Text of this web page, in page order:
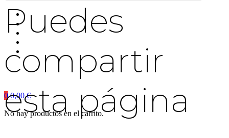
0 0,00€
No hay productos en el carrito.
Puedes
compartir
esta página